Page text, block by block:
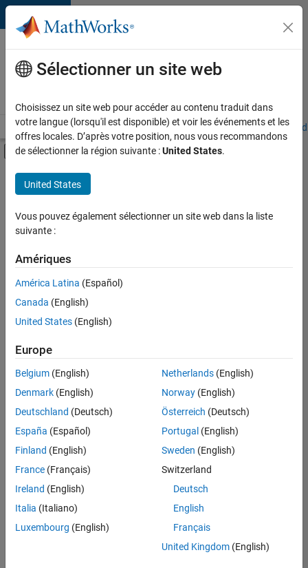
Passer au contenu
Votre
carrière
chez
Accueil Explorer nos opportunités Adresses de nos bureaux
Activer/désactiver l'affichage du menu
Contenu principal
FILTRER PAR
Technologies de l’information
Infrastructure et architecture
Développement de produits
Actuellement,
aucune
offre
d'emploi
correspondant
à vos
critères
de
recherche.
Vous
pouvez
élargir
votre
recherche
ou
afficher
l’ensemble
Sélectionner un site web
Choisissez un site web pour accéder au contenu traduit dans
votre langue (lorsqu'il est disponible) et voir les événements et les
offres locales. D’après votre position, nous vous recommandons
de sélectionner la région suivante :United States.
United States
Vous pouvez également sélectionner un site web dans la liste
suivante :
Amériques
América Latina (Español)
Canada (English)
United States (English)
Europe
Belgium (English)
Denmark (English)
Deutschland (Deutsch)
España (Español)
Finland (English)
France (Français)
Ireland (English)
Italia (Italiano)
Luxembourg (English)
Netherlands(English)
Norway(English)
Österreich (Deutsch)
Portugal (English)
Sweden (English)
Switzerland
Deutsch
English
Français
United Kingdom(English)